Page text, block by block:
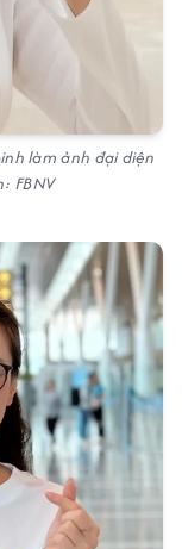
làm ảnh đại diện
FBNV